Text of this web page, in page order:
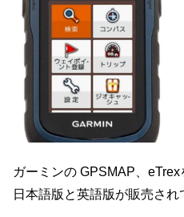
ガーミンの GPSMAP、
日本語版と英語版が販売され